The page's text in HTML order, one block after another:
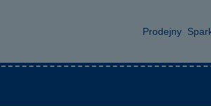
Prodejny